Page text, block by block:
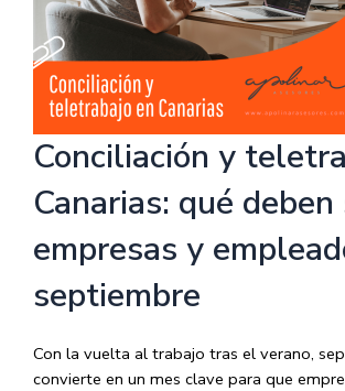
Conciliación y
Canarias: qué
empresas y
septiembre
Con la vuelta al trabajo tras el verano,
convierte en un mes clave para que